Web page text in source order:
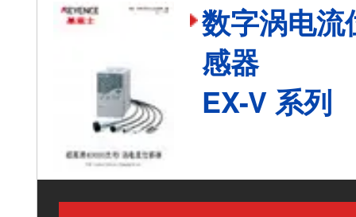
数字涡电流
感器
EX-V 系列